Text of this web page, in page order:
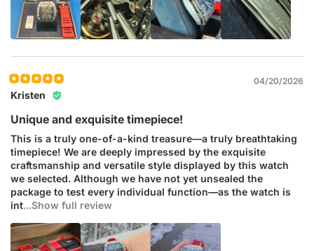
04/20/2026
Kristen
Unique and exquisite timepiece!
This is a truly one-of-a-kind treasure—a truly breathtaking
timepiece! We are deeply impressed by the exquisite
craftsmanship and versatile style displayed by this watch
we selected. Although we have not yet unsealed the
package to test every individual function—as the watch is
int...Show full review